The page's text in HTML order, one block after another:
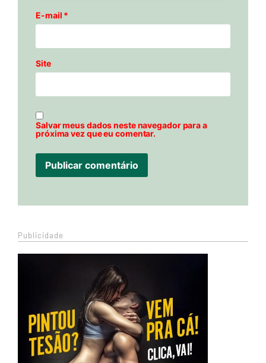
E-mail *
Site
Salvar meus dados neste navegador para a
próxima vez que eu comentar.
Publicidade